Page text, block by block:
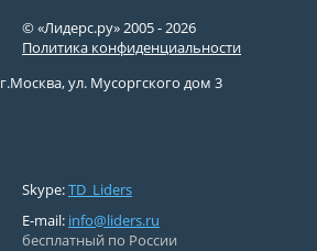
© «Лидерс.ру» 2005 -2026
Политика конфиденциальности
г.Москва, ул. Мусоргского дом 3
Skype:TD_Liders
E-mail: info@liders.ru
бесплатный по России